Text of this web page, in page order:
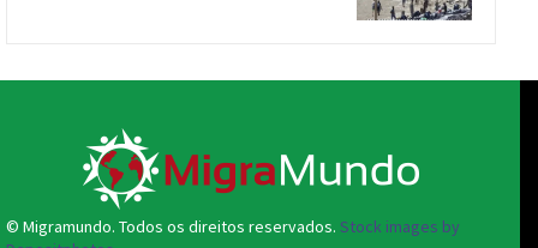
© Migramundo. Todos os direitos reservados. Stock images by